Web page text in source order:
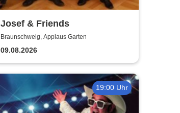
Josef & Friends
Braunschweig, Applaus Garten
09.08.2026
19:00 Uhr